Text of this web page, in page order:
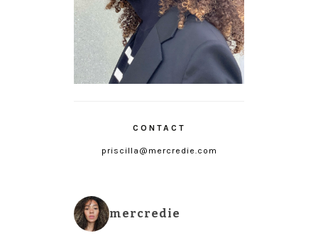
CONTACT
priscilla@mercredie.com
mercredie